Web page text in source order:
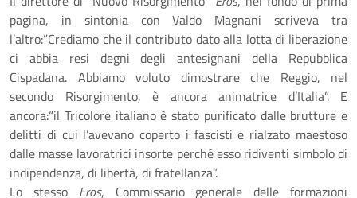
pagina, in sintonia con Valdo Magnani scriveva tra
l’altro:”Crediamo che il contributo dato alla lotta di liberazione
ci abbia resi degni degli antesignani della Repubblica
Cispadana. Abbiamo voluto dimostrare che Reggio, nel
secondo Risorgimento, è ancora animatrice d’Italia”. E
ancora:“il Tricolore italiano è stato purificato dalle brutture e
delitti di cui l’avevano coperto i fascisti e rialzato maestoso
dalle masse lavoratrici insorte perché esso ridiventi simbolo di
indipendenza, di libertà, di fratellanza”.
Lo stesso Eros, Commissario generale delle formazioni